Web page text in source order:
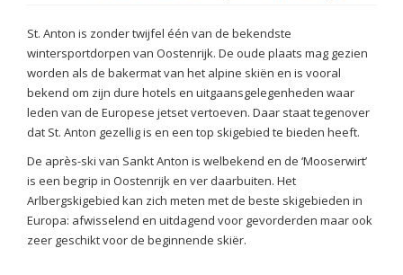
St. Anton is zonder twijfel één van de bekendste
wintersportdorpen van Oostenrijk. De oude plaats mag gezien
worden als de bakermat van het alpine skiën en is vooral
bekend om zijn dure hotels en uitgaansgelegenheden waar
leden van de Europese jetset vertoeven. Daar staat tegenover
dat St. Anton gezellig is en een top skigebied te bieden heeft.
De après-ski van Sankt Anton is welbekend en de ‘Mooserwirt’
is een begrip in Oostenrijk en ver daarbuiten. Het
Arlbergskigebied kan zich meten met de beste skigebieden in
Europa: afwisselend en uitdagend voor gevorderden maar ook
zeer geschikt voor de beginnende skiër.